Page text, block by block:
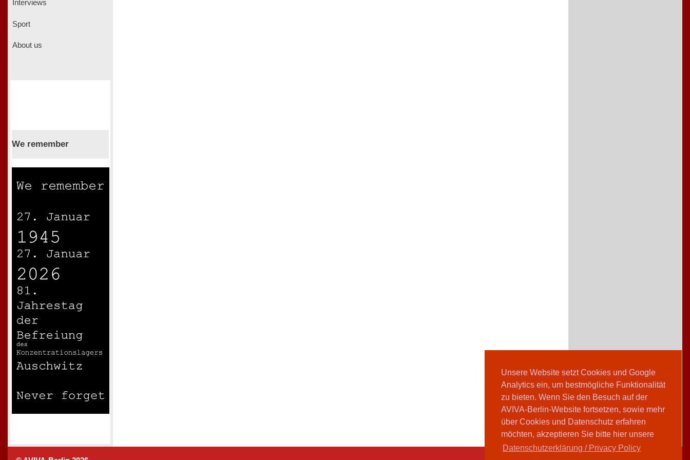
Unsere Website setzt Cookies und Google
Analytics ein, um bestmögliche Funktionalität
zu bieten. Wenn Sie den Besuch auf der
AVIVA-Berlin-Website fortsetzen, sowie mehr
über Cookies und Datenschutz erfahren
möchten, akzeptieren Sie bitte hier unsere
Datenschutzerklärung / Privacy Policy
Interviews
Sport
About us
We remember